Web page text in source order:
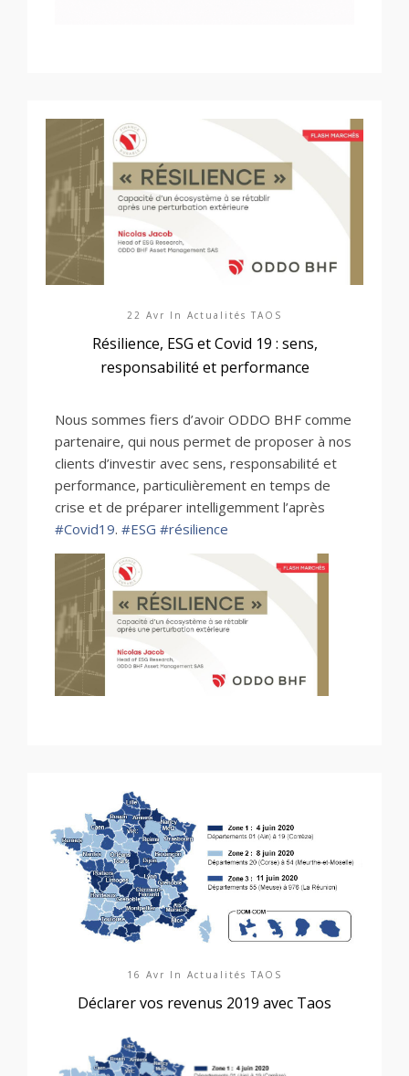
22 Avr In Actualités TAOS
Résilience, ESG et Covid 19 : sens,
responsabilité et performance
Nous sommes fiers d’avoir ODDO BHF comme
partenaire, qui nous permet de proposer à nos
clients d’investir avec sens, responsabilité et
performance, particulièrement en temps de
crise et de préparer intelligemment l’après
#Covid19. #ESG #résilience
16 Avr In Actualités TAOS
Déclarer vos revenus 2019 avec Taos